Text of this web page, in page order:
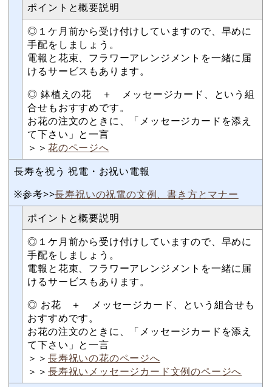
ポイントと概要説明
◎１ケ月前から受け付けしていますので、早めに
手配をしましょう。
電報と花束、フラワーアレンジメントを一緒に届
けるサービスもあります。
◎ 鉢植えの花 ＋ メッセージカード、という組
合せもおすすめです。
お花の注文のときに、「メッセージカードを添え
て下さい」と一言
＞＞ 花のページへ
長寿を祝う 祝電・お祝い電報
※参考>>長寿祝いの祝電の文例、書き方とマナー
ポイントと概要説明
◎１ケ月前から受け付けしていますので、早めに
手配をしましょう。
電報と花束、フラワーアレンジメントを一緒に届
けるサービスもあります。
◎ お花 ＋ メッセージカード、という組合せも
おすすめです。
お花の注文のときに、「メッセージカードを添え
て下さい」と一言
＞＞ 長寿祝いの花のページへ
＞＞ 長寿祝いメッセージカード文例のページへ